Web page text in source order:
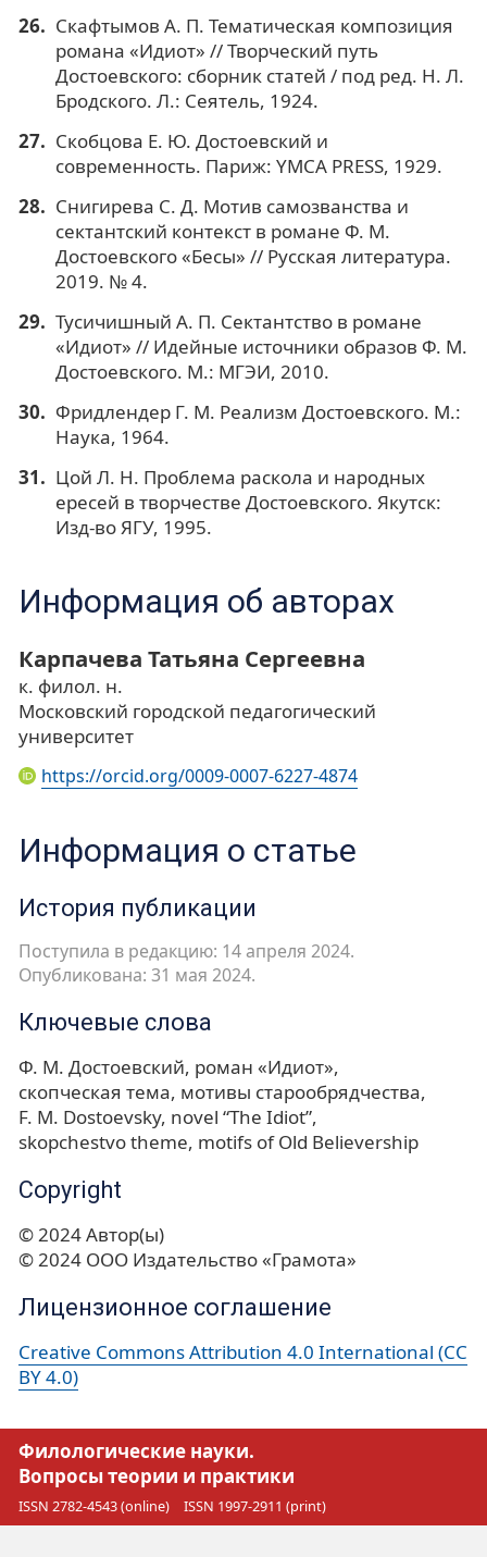
Скафтымов А. П. Тематическая композиция
романа «Идиот» // Творческий путь
Достоевского: сборник статей / под ред. Н. Л.
Бродского. Л.: Сеятель, 1924.
Скобцова Е. Ю. Достоевский и
современность. Париж: YMCA PRESS, 1929.
Снигирева С. Д. Мотив самозванства и
сектантский контекст в романе Ф. М.
Достоевского «Бесы» // Русская литература.
2019. № 4.
Тусичишный А. П. Сектантство в романе
«Идиот» // Идейные источники образов Ф. М.
Достоевского. М.: МГЭИ, 2010.
Фридлендер Г. М. Реализм Достоевского. М.:
Наука, 1964.
Цой Л. Н. Проблема раскола и народных
ересей в творчестве Достоевского. Якутск:
Изд-во ЯГУ, 1995.
Информация об авторах
Карпачева Татьяна Сергеевна
к. филол. н.
Московский городской педагогический
университет
https://orcid.org/0009-0007-6227-4874
Информация о статье
История публикации
Поступила в редакцию: 14 апреля 2024.
Опубликована: 31 мая 2024.
Ключевые слова
Ф. М. Достоевский роман «Идиот»
скопческая тема мотивы старообрядчества
F. M. Dostoevsky novel “The Idiot”
skopchestvo theme motifs of Old Believership
Copyright
© 2024 Автор(ы)
© 2024 ООО Издательство «Грамота»
Лицензионное соглашение
Creative Commons Attribution 4.0 International (CC
BY 4.0)
Филологические науки.
Вопросы теории и практики
ISSN 2782-4543 (online) ISSN 1997-2911 (print)